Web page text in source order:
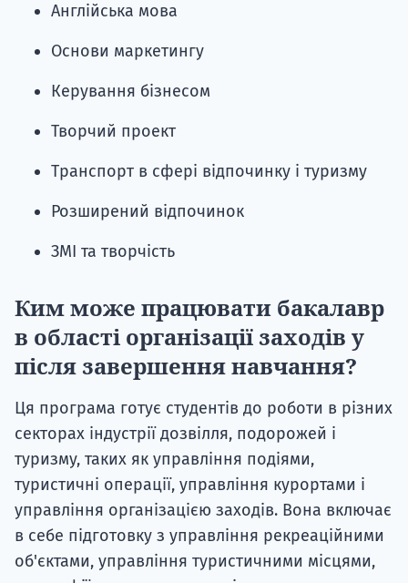
Англійська мова
Основи маркетингу
Керування бізнесом
Творчий проект
Транспорт в сфері відпочинку і туризму
Розширений відпочинок
ЗМІ та творчість
Ким може працювати бакалавр
в області організації заходів у
після завершення навчання?
Ця програма готує студентів до роботи в різних
секторах індустрії дозвілля, подорожей і
туризму, таких як управління подіями,
туристичні операції, управління курортами і
управління організацією заходів. Вона включає
в себе підготовку з управління рекреаційними
об'єктами, управління туристичними місцями,